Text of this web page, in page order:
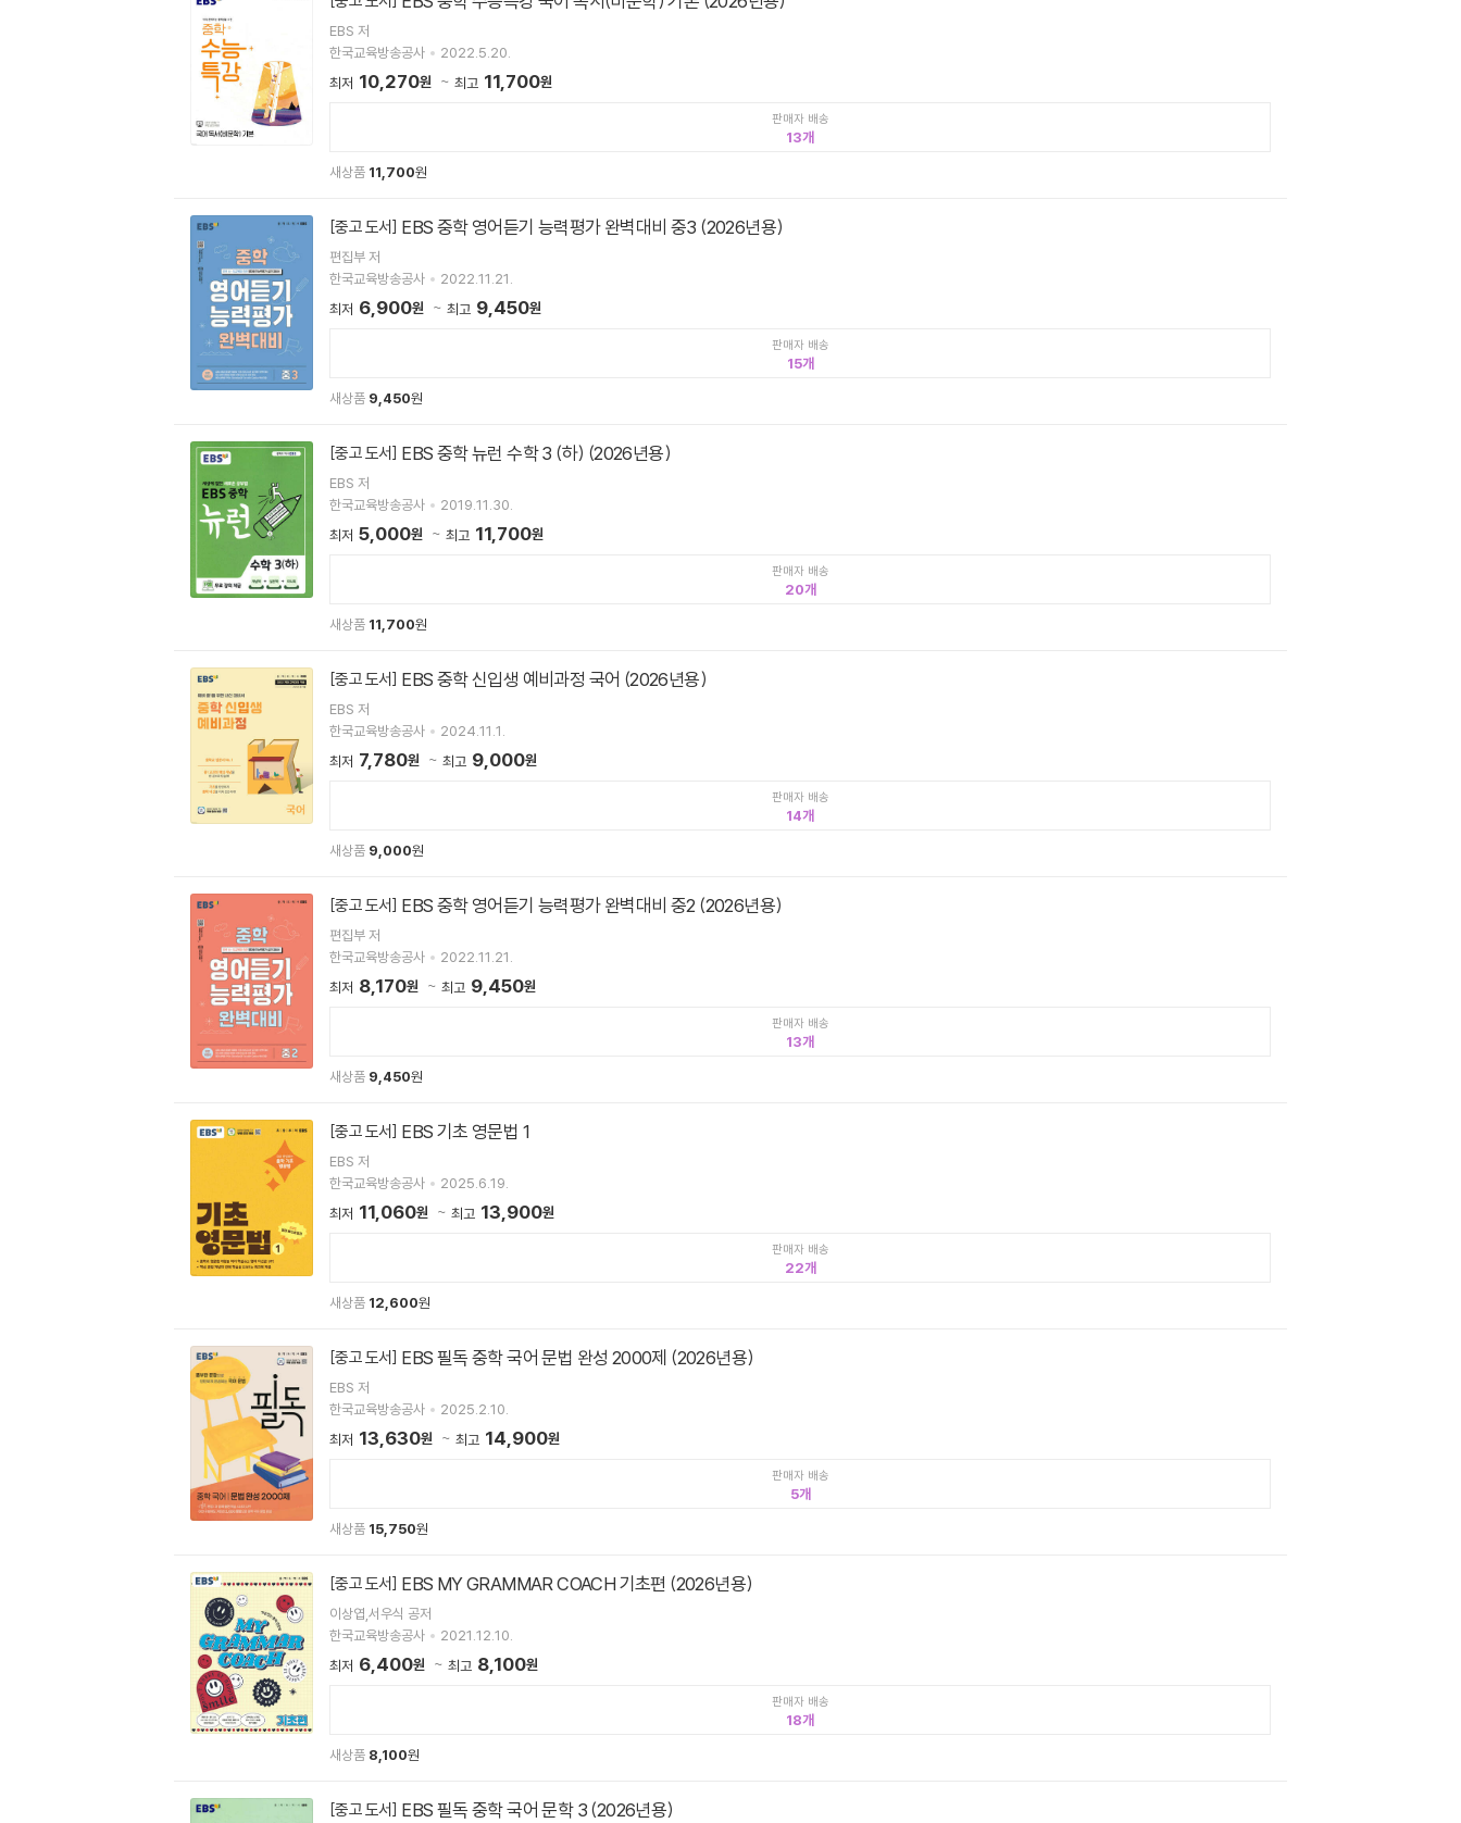
EBS 저
한국교육방송공사
2022.5.20.
최저 10,270원 최고 11,700원
판매자 배송
13
새상품 11,700원
[중고 도서] EBS 중학 영어듣기 능력평가 완벽대비 중3 (2026년용)
편집부 저
한국교육방송공사
2022.11.21.
최저 6,900원 최고 9,450원
판매자 배송
15
새상품 9,450원
[중고 도서] EBS 중학 뉴런 수학 3 (하) (2026년용)
EBS 저
한국교육방송공사
2019.11.30.
최저 5,000원 최고 11,700원
판매자 배송
20
새상품 11,700원
[중고 도서] EBS 중학 신입생 예비과정 국어 (2026년용)
EBS 저
한국교육방송공사
2024.11.1.
최저 7,780원 최고 9,000원
판매자 배송
14
새상품 9,000원
[중고 도서] EBS 중학 영어듣기 능력평가 완벽대비 중2 (2026년용)
편집부 저
한국교육방송공사
2022.11.21.
최저 8,170원 최고 9,450원
판매자 배송
13
새상품 9,450원
[중고 도서] EBS 기초 영문법 1
EBS 저
한국교육방송공사
2025.6.19.
최저 11,060원 최고 13,900원
판매자 배송
22
새상품 12,600원
[중고 도서] EBS 필독 중학 국어 문법 완성 2000제 (2026년용)
EBS 저
한국교육방송공사
2025.2.10.
최저 13,630원 최고 14,900원
판매자 배송
5
새상품 15,750원
[중고 도서] EBS MY GRAMMAR COACH 기초편 (2026년용)
이상엽,서우식 공저
한국교육방송공사
2021.12.10.
최저 6,400원 최고 8,100원
판매자 배송
18
새상품 8,100원
[중고 도서] EBS 필독 중학 국어 문학 3 (2026년용)